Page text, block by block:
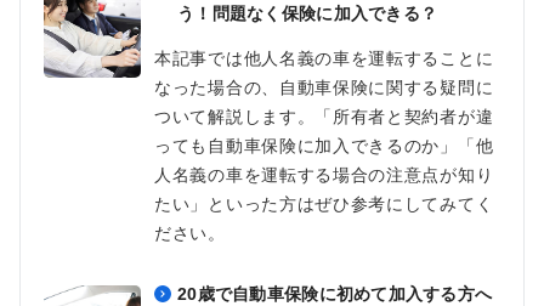
う！問題なく保険に加入できる？
本記事では他人名義の車を運転することに
なった場合の、自動車保険に関する疑問に
ついて解説します。「所有者と契約者が違
っても自動車保険に加入できるのか」「他
人名義の車を運転する場合の注意点が知り
たい」といった方はぜひ参考にしてみてく
ださい。
20歳で自動車保険に初めて加入する方へ